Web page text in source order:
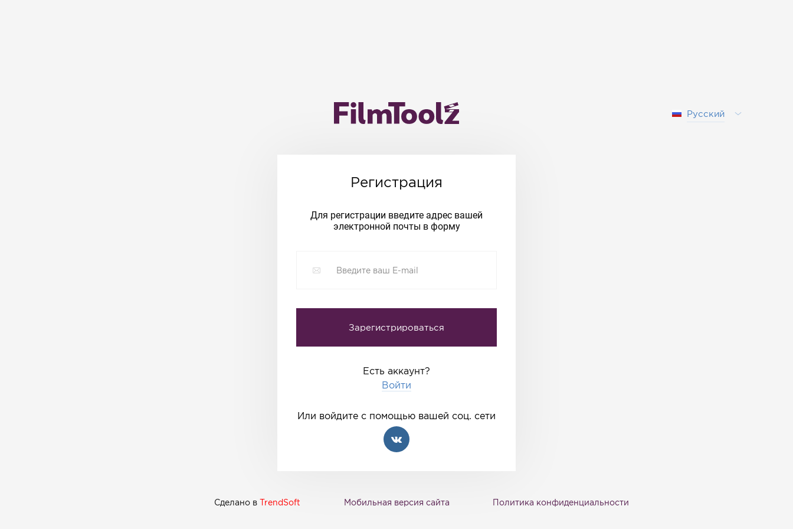
Русский
Регистрация
Для регистрации введите адрес вашей
электронной почты в форму
Есть аккаунт?
Войти
Или войдите с помощью вашей соц. сети
Сделано в TrendSoft Мобильная версия сайта Политика конфиденциальности